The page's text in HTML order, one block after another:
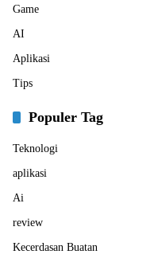
Game
AI
Aplikasi
Tips
Populer Tag
Teknologi
aplikasi
Ai
review
Kecerdasan Buatan